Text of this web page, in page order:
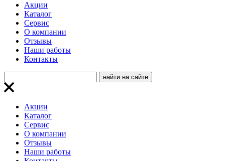
Акции
Каталог
Сервис
О компании
Отзывы
Наши работы
Контакты
Акции
Каталог
Сервис
О компании
Отзывы
Наши работы